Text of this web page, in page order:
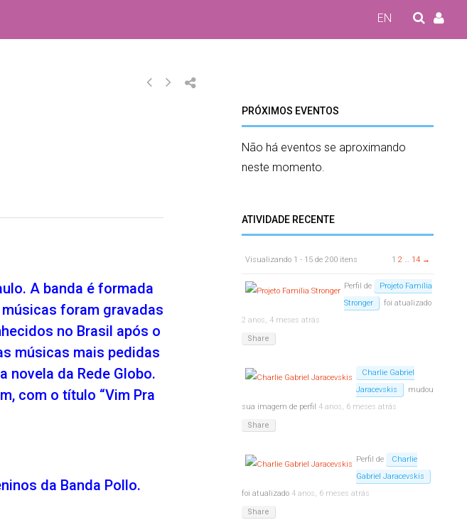
EN
A banda é formada
foram gravadas
no Brasil após o
músicas mais pedidas
novela da Rede Globo.
com o título “Vim Pra
da Banda Pollo.
PRÓXIMOS EVENTOS
Não há eventos se aproximando
neste momento.
ATIVIDADE RECENTE
Visualizando 1 - 15 de 200 itens 1 2 … 14 →
Perfil de
Projeto Família
Stronger
foi atualizado
2 anos, 4 meses atrás
Share
Charlie Gabriel
Jaracevskis
mudou
sua imagem de perfil 4 anos, 6 meses atrás
Share
Perfil de
Charlie
Gabriel Jaracevskis
foi atualizado 4 anos, 6 meses atrás
Share